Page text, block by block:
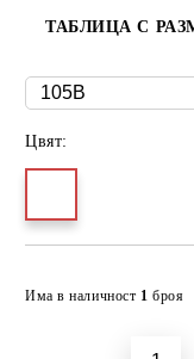
ТАБЛИЦА С
Цвят:
Има в наличност 1 броя